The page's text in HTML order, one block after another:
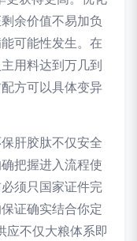
余价值不易加负
可能性发生。在
用料达到万几到
方可以具体变异
肝胶肽不仅安全
把握进入流程使
须只国家证件完
证确实结合你定
应不仅大粮体系即